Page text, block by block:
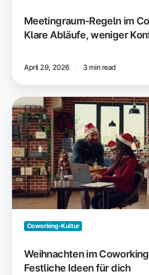
Meetingraum-Regeln im
Klare Abläufe, weniger
April 29, 2026 3 min read
Weihnachten
im
Coworking
Space:
Festliche
Ideen
für
dich
Coworking-Kultur
Weihnachten im
Festliche Ideen für dich